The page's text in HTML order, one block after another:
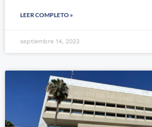
LEER COMPLETO »
septiembre 14, 2023